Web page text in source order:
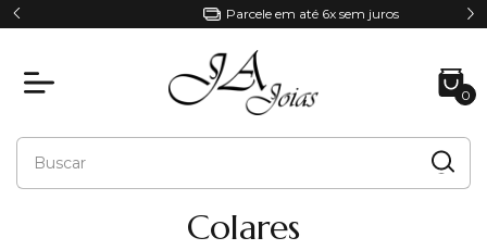
Parcele em até 6x sem juros
0
Colares